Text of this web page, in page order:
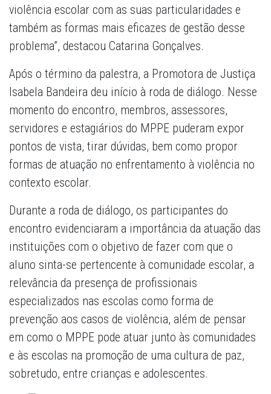
violência escolar com as suas particularidades e
também as formas mais eficazes de gestão desse
problema”, destacou Catarina Gonçalves.
Após o término da palestra, a Promotora de Justiça
Isabela Bandeira deu início à roda de diálogo. Nesse
momento do encontro, membros, assessores,
servidores e estagiários do MPPE puderam expor
pontos de vista, tirar dúvidas, bem como propor
formas de atuação no enfrentamento à violência no
contexto escolar.
Durante a roda de diálogo, os participantes do
encontro evidenciaram a importância da atuação das
instituições com o objetivo de fazer com que o
aluno sinta-se pertencente à comunidade escolar, a
relevância da presença de profissionais
especializados nas escolas como forma de
prevenção aos casos de violência, além de pensar
em como o MPPE pode atuar junto às comunidades
e às escolas na promoção de uma cultura de paz,
sobretudo, entre crianças e adolescentes.